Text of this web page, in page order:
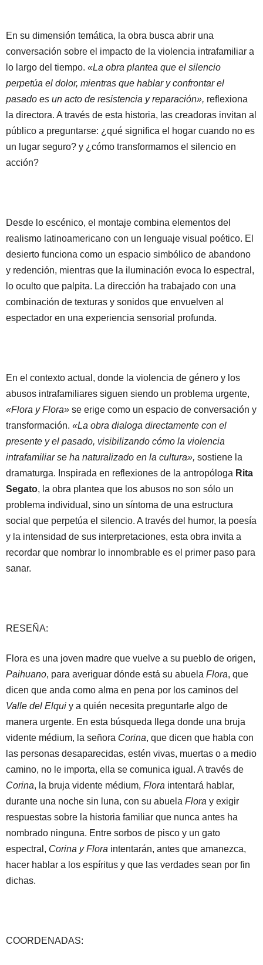
En su dimensión temática, la obra busca abrir una
conversación sobre el impacto de la violencia intrafamiliar a
lo largo del tiempo. «La obra plantea que el silencio
perpetúa el dolor, mientras que hablar y confrontar el
pasado es un acto de resistencia y reparación», reflexiona
la directora. A través de esta historia, las creadoras invitan al
público a preguntarse: ¿qué significa el hogar cuando no es
un lugar seguro? y ¿cómo transformamos el silencio en
acción?
Desde lo escénico, el montaje combina elementos del
realismo latinoamericano con un lenguaje visual poético. El
desierto funciona como un espacio simbólico de abandono
y redención, mientras que la iluminación evoca lo espectral,
lo oculto que palpita. La dirección ha trabajado con una
combinación de texturas y sonidos que envuelven al
espectador en una experiencia sensorial profunda.
En el contexto actual, donde la violencia de género y los
abusos intrafamiliares siguen siendo un problema urgente,
«Flora y Flora» se erige como un espacio de conversación y
transformación. «La obra dialoga directamente con el
presente y el pasado, visibilizando cómo la violencia
intrafamiliar se ha naturalizado en la cultura», sostiene la
dramaturga. Inspirada en reflexiones de la antropóloga Rita
Segato, la obra plantea que los abusos no son sólo un
problema individual, sino un síntoma de una estructura
social que perpetúa el silencio. A través del humor, la poesía
y la intensidad de sus interpretaciones, esta obra invita a
recordar que nombrar lo innombrable es el primer paso para
sanar.
RESEÑA:
Flora es una joven madre que vuelve a su pueblo de origen,
Paihuano, para averiguar dónde está su abuela Flora, que
dicen que anda como alma en pena por los caminos del
Valle del Elqui y a quién necesita preguntarle algo de
manera urgente. En esta búsqueda llega donde una bruja
vidente médium, la señora Corina, que dicen que habla con
las personas desaparecidas, estén vivas, muertas o a medio
camino, no le importa, ella se comunica igual. A través de
Corina, la bruja vidente médium, Flora intentará hablar,
durante una noche sin luna, con su abuela Flora y exigir
respuestas sobre la historia familiar que nunca antes ha
nombrado ninguna. Entre sorbos de pisco y un gato
espectral, Corina y Flora intentarán, antes que amanezca,
hacer hablar a los espíritus y que las verdades sean por fin
dichas.
COORDENADAS: